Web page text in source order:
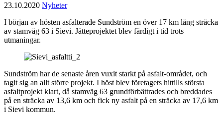
23.10.2020 Nyheter
I början av hösten asfalterade Sundström en över 17 km lång sträcka
av stamväg 63 i Sievi. Jätteprojektet blev färdigt i tid trots
utmaningar.
Sundström har de senaste åren vuxit starkt på asfalt-området, och
tagit sig an allt större projekt. I höst blev företagets hittills största
asfaltprojekt klart, då stamväg 63 grundförbättrades och breddades
på en sträcka av 13,6 km och fick ny asfalt på en sträcka av 17,6 km
i Sievi kommun.